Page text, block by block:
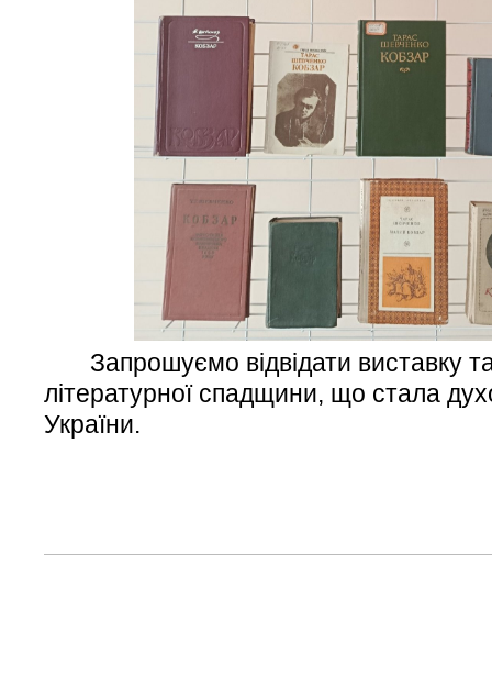
Запрошуємо відвідати виставку
літературної спадщини, що стала
України.